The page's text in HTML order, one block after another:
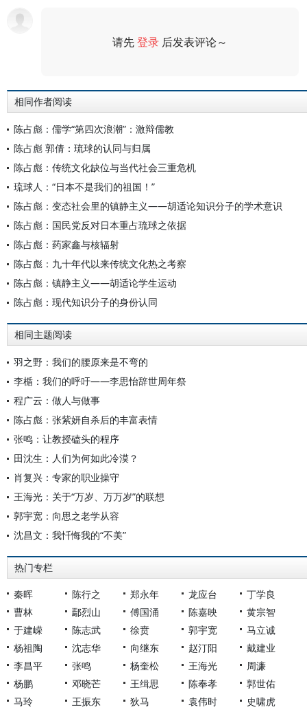
请先登录 后发表评论～
相同作者阅读
陈占彪：儒学“第四次浪潮”：激辩儒教
陈占彪 郭倩：琉球的认同与归属
陈占彪：传统文化缺位与当代社会三重危机
琉球人：“日本不是我们的祖国！”
陈占彪：变态社会里的镇静主义——胡适论知识分子的学术意识
陈占彪：国民党反对日本重占琉球之依据
陈占彪：药家鑫与核辐射
陈占彪：九十年代以来传统文化热之考察
陈占彪：镇静主义——胡适论学生运动
陈占彪：现代知识分子的身份认同
相同主题阅读
羽之野：我们的腰原来是不弯的
李楯：我们的呼吁——李思怡辞世周年祭
程广云：做人与做事
陈占彪：张紫妍自杀后的丰富表情
张鸣：让教授磕头的程序
田沈生：人们为何如此冷漠？
肖复兴：专家的职业操守
王海光：关于“万岁、万万岁”的联想
郭宇宽：向思之老学从容
沈昌文：我忏悔我的“不美”
热门专栏
秦晖 陈行之 郑永年 龙应台
丁学良
曹林
鄢烈山 傅国涌 陈嘉映
黄宗智
于建嵘
陈志武 徐贲 郭宇宽
马立诚
杨祖陶
沈志华 向继东 赵汀阳
戴建业
李昌平
张鸣 杨奎松 王海光
周濂
杨鹏
邓晓芒 王缉思 陈奉孝
郭世佑
马玲
王振东 狄马 袁伟时 史啸虎